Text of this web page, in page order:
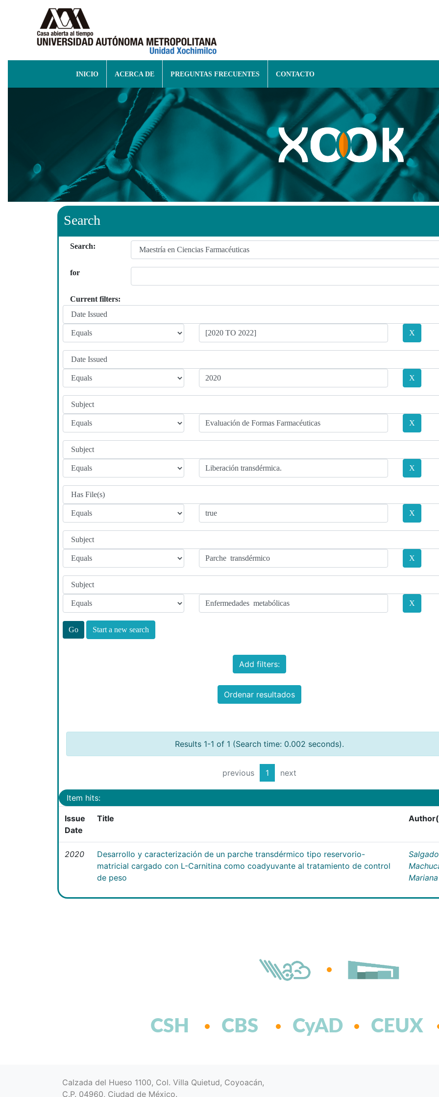
INICIO ACERCA DE PREGUNTAS FRECUENTES CONTACTO
Search
Search:
for
Current filters:
Start a new search
Add filters:
Ordenar resultados
Results 1-1 of 1 (Search time: 0.002 seconds).
previous 1 next
Item hits:
Issue
Date
Title
2020
Desarrollo y caracterización de un parche transdérmico tipo reservorio-
matricial cargado con L-Carnitina como coadyuvante al tratamiento de control
de peso
Salgado
Mariana
CSH CBS CyAD CEUX
Calzada del Hueso 1100, Col. Villa Quietud, Coyoacán,
C.P. 04960, Ciudad de México.